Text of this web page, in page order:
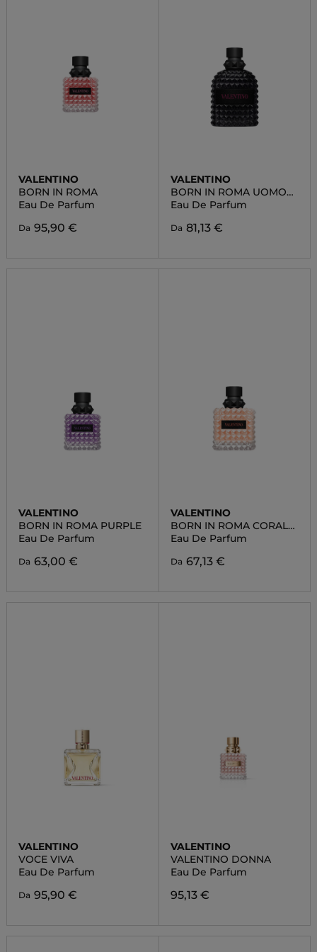
VALENTINO
BORN IN ROMA
Eau De Parfum
Da 95,90 €
VALENTINO
BORN IN ROMA UOMO
EXTRADOSE
Eau De Parfum
Da 81,13 €
VALENTINO
BORN IN ROMA PURPLE
Eau De Parfum
Da 63,00 €
VALENTINO
BORN IN ROMA CORAL
FANTASY DONNA
Eau De Parfum
Da 67,13 €
VALENTINO
VOCE VIVA
Eau De Parfum
Da 95,90 €
VALENTINO
VALENTINO DONNA
Eau De Parfum
95,13 €